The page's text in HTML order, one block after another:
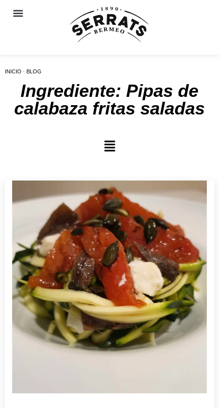
INICIO · BLOG
Ingrediente: Pipas de
calabaza fritas saladas